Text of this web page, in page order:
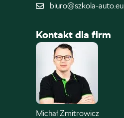
biuro@szkola-auto.eu
Kontakt dla firm
Michał Zmitrowicz